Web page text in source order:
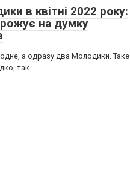
в квітні 2022 року:
на думку
одне, а одразу два Молодики. Таке
так